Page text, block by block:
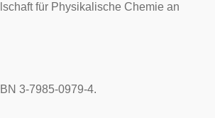
für Physikalische Chemie an
3-7985-0979-4.